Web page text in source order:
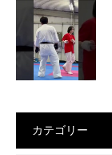
カテゴリー